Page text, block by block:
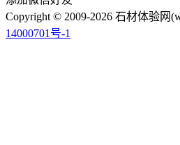
Copyright © 2009-2026 石材体验网
14000701号-1